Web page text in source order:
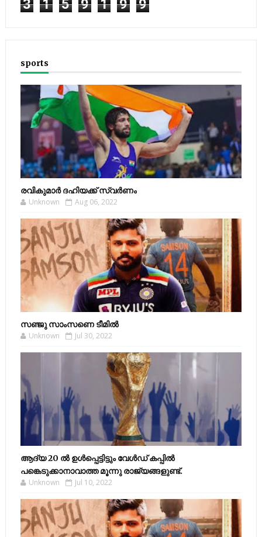
3 1 5 9 1 9 9
sports
രവികുമാര്‍ ദഹിയക്ക് സ്വര്‍ണം
Unknown Aug 06, 2022
സഞ്ജു സാംസണെ ടീമില്‍
Unknown Jul 30, 2022
ആദ്യ 20 ല്‍ ഉള്‍പ്പെട്ടിട്ടും വേള്‍ഡ് കപ്പില്‍
പങ്കെടുക്കാനാവാത്ത മൂന്നു രാജ്യങ്ങളുണ്ട്.
Unknown Jul 10, 2022